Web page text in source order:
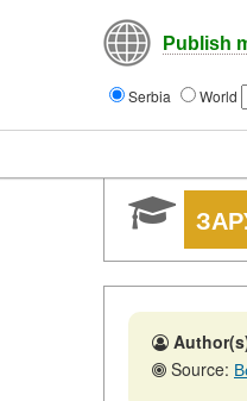
Publish
Serbia World
Source: